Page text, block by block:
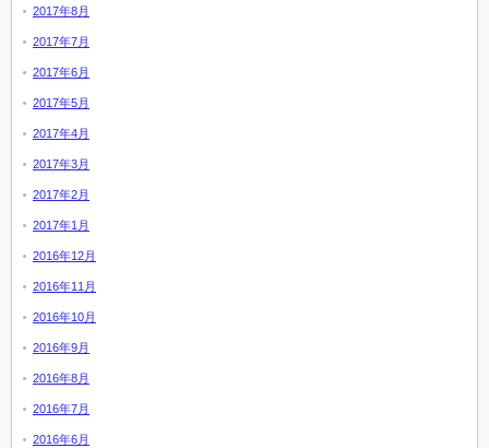
2017年8月
2017年7月
2017年6月
2017年5月
2017年4月
2017年3月
2017年2月
2017年1月
2016年12月
2016年11月
2016年10月
2016年9月
2016年8月
2016年7月
2016年6月